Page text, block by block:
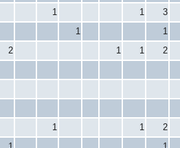
1 1
3
1
1
2 1 1
2
1 1
2